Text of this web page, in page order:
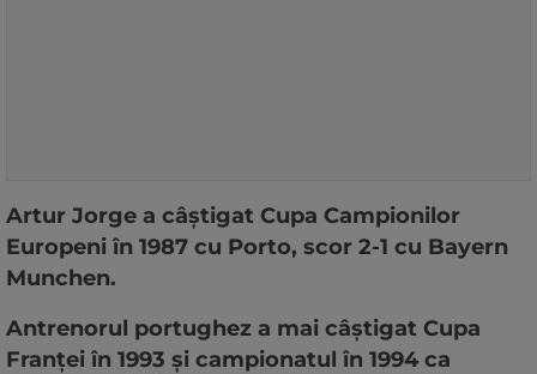
Artur Jorge a câştigat Cupa Campionilor
Europeni în 1987 cu Porto, scor 2-1 cu Bayern
Munchen.
Antrenorul portughez a mai câştigat Cupa
Franţei în 1993 şi campionatul în 1994 ca